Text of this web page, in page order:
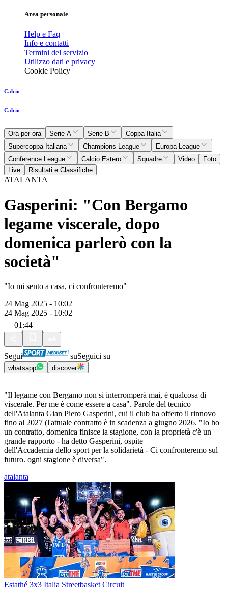
Area personale
Help e Faq
Info e contatti
Termini del servizio
Utilizzo dati e privacy
Cookie Policy
Calcio
Calcio
Ora per ora Serie A Serie B
Coppa Italia
Supercoppa Italiana
Champions League
Europa League
Conference League
Calcio Estero Squadre Video
Foto
Live
Risultati e Classifiche
ATALANTA
Gasperini: "Con Bergamo
legame viscerale, dopo
domenica parlerò con la
società"
"Io mi sento a casa, ci confronteremo"
24 Mag 2025 - 10:02
24 Mag 2025 - 10:02
01:44
Segui suSeguici su
whatsapp discover
"Il legame con Bergamo non si interromperà mai, è qualcosa di
viscerale. Per me è come essere a casa". Parole del tecnico
dell'Atalanta Gian Piero Gasperini, cui il club ha offerto il rinnovo
fino al 2027 (l'attuale contratto è in scadenza a giugno 2026. "Io ho
un contratto, domenica finisce la stagione, con la proprietà c'è un
grande rapporto - ha detto Gasperini, ospite
dell'Accademia dello sport per la solidarietà - Ci confronteremo sul
futuro. ogni stagione è diversa".
atalanta
Estathé 3x3 Italia Streetbasket Circuit